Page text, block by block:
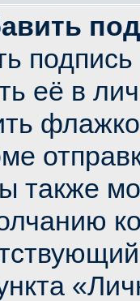
её в
также